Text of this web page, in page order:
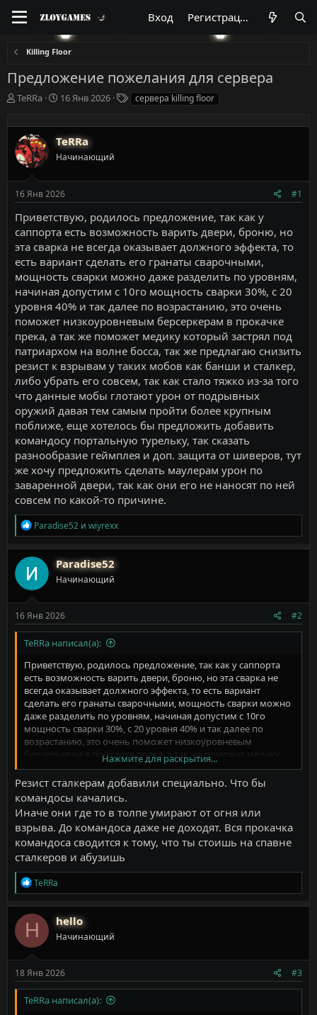
Вход Регистрация
Killing Floor
Предложение пожелания для сервера
А
о
р
т
ы
TeRRa
Д
а
н
а
л
16 Янв 2026
Тсервера killing floor
TeRRa
Начинающий
16 Янв 2026 #1
Приветствую, родилось предложение, так как у
саппорта есть возможность варить двери, броню, но
эта сварка не всегда оказывает должного эффекта, то
есть вариант сделать его гранаты сварочными,
мощность сварки можно даже разделить по уровням,
начиная допустим с 10го мощность сварки 30%, с 20
уровня 40% и так далее по возрастанию, это очень
поможет низкоуровневым берсеркерам в прокачке
прека, а так же поможет медику который застрял под
патриархом на волне босса, так же предлагаю снизить
резист к взрывам у таких мобов как банши и сталкер,
либо убрать его совсем, так как стало тяжко из-за того
что данные мобы глотают урон от подрывных
оружий давая тем самым пройти более крупным
поближе, еще хотелось бы предложить добавить
командосу портальную турельку, так сказать
разнообразие геймплея и доп. защита от шиверов, тут
же хочу предложить сделать маулерам урон по
заваренной двери, так как они его не наносят по ней
совсем по какой-то причине.
Р
е
а
к
ц
и
и
Paradise52 и wiyrexx
Paradise52
Начинающий
16 Янв 2026 #2
TeRRa написал(а):
Приветствую, родилось предложение, так как у саппорта
есть возможность варить двери, броню, но эта сварка не
всегда оказывает должного эффекта, то есть вариант
сделать его гранаты сварочными, мощность сварки можно
даже разделить по уровням, начиная допустим с 10го
мощность сварки 30%, с 20 уровня 40% и так далее по
возрастанию, это очень поможет низкоуровневым
берсеркерам в прокачке прека, а так же поможет медику
который застрял под патриархом на волне босса, так же
предлагаю снизить резист к взрывам у таких мобов как
банши и сталкер, либо убрать его совсем, так как стало
тяжко из-за того что данные мобы глотают урон от
подрывных оружий давая тем самым пройти более
крупным поближе, еще хотелось бы предложить добавить
командосу портальную турельку, так сказать разнообразие
геймплея и доп. защита от шиверов, тут же хочу
предложить сделать маулерам урон по заваренной двери,
так как они его не наносят по ней совсем по какой-то
причине.
Нажмите для раскрытия...
Резист сталкерам добавили специально. Что бы
командосы качались.
Иначе они где то в толпе умирают от огня или
взрыва. До командоса даже не доходят. Вся прокачка
командоса сводится к тому, что ты стоишь на спавне
сталкеров и абузишь
Р
е
а
к
ц
и
и
TeRRa
H hello
Начинающий
18 Янв 2026 #3
TeRRa написал(а):